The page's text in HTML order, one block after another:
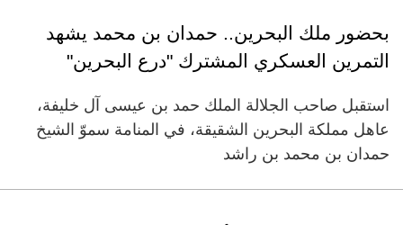
بحضور ملك البحرين.. حمدان بن محمد يشهد
التمرين العسكري المشترك "درع البحرين"
استقبل صاحب الجلالة الملك حمد بن عيسى آل خليفة،
عاهل مملكة البحرين الشقيقة، في المنامة سموّ الشيخ
حمدان بن محمد بن راشد